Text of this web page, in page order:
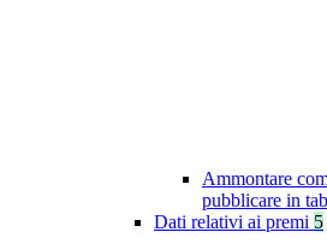
Ammontare
pubblicare in
Dati relativi ai premi 5